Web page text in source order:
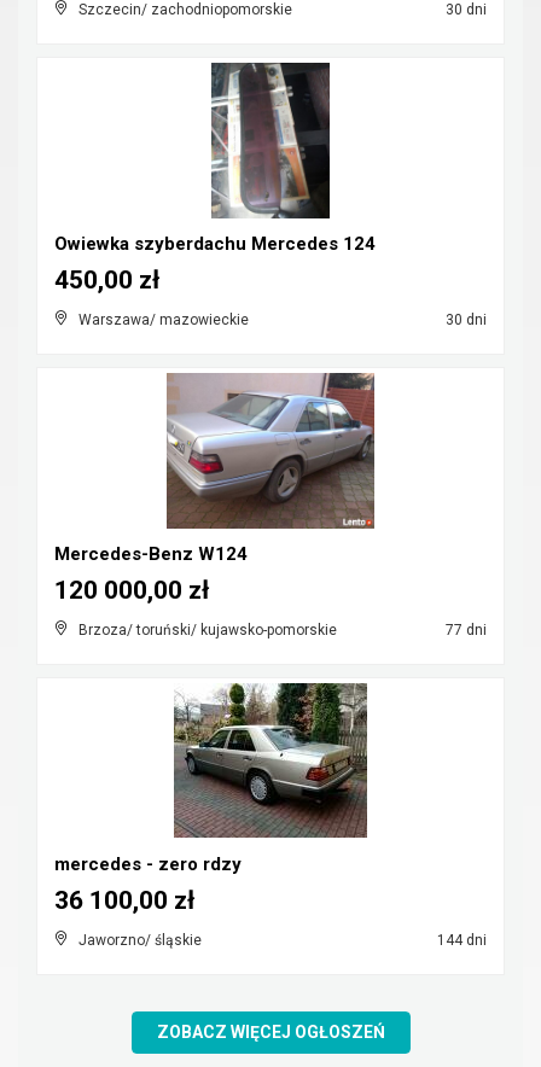
Szczecin/ zachodniopomorskie 30 dni
Owiewka szyberdachu Mercedes 124
Warszawa/ mazowieckie 30 dni
450,00 zł
Mercedes-Benz W124
Brzoza/ toruński/ kujawsko-pomorskie 77 dni
120 000,00 zł
mercedes - zero rdzy
Jaworzno/ śląskie 144 dni
36 100,00 zł
ZOBACZ WIĘCEJ OGŁOSZEŃ